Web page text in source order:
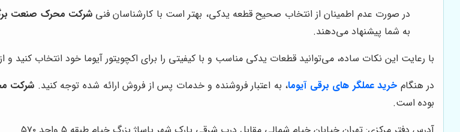
در صورت عدم اطمینان از انتخاب صحیح قطعه یدکی، بهتر است با کارشناسان فنیشرکت محرک صنعت
به شما پیشنهاد می‌دهند.
با رعایت این نکات ساده، می‌توانید قطعات یدکی مناسب و با کیفیتی را برای اکچویتور آیوما خود انتخاب
در هنگام خرید عملگر های برقی آیوما، به اعتبار فروشنده و خدمات پس از فروش ارائه شده توجه کنید. شرکت
بوده است.